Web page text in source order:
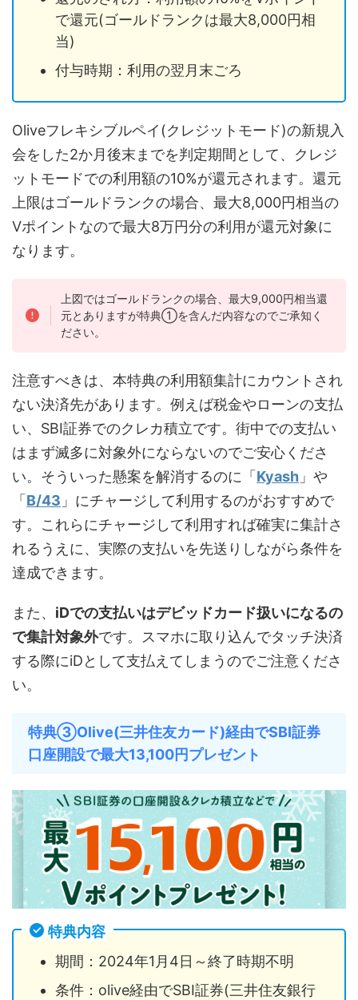
で還元(ゴールドランクは最大8,000円相
当)
付与時期：利用の翌月末ごろ
Oliveフレキシブルペイ(クレジットモード)の新規入
会をした2か月後末までを判定期間として、クレジ
ットモードでの利用額の10%が還元されます。還元
上限はゴールドランクの場合、最大8,000円相当の
Vポイントなので最大8万円分の利用が還元対象に
なります。
上図ではゴールドランクの場合、最大9,000円相当還
元とありますが特典①を含んだ内容なのでご承知く
ださい。
注意すべきは、本特典の利用額集計にカウントされ
ない決済先があります。例えば税金やローンの支払
い、SBI証券でのクレカ積立です。街中での支払い
はまず滅多に対象外にならないのでご安心くださ
い。そういった懸案を解消するのに「Kyash 」や
「B/43 」にチャージして利用するのがおすすめで
す。これらにチャージして利用すれば確実に集計さ
れるうえに、実際の支払いを先送りしながら条件を
達成できます。
また、 iDでの支払いはデビッドカード扱いになるの
で集計対象外です。スマホに取り込んでタッチ決済
する際にiDとして支払えてしまうのでご注意くださ
い。
特典③Olive(三井住友カード)経由でSBI証券
口座開設で最大13,100円プレゼント
特典内容
期間：2024年1月4日～終了時期不明
条件：olive経由でSBI証券(三井住友銀行